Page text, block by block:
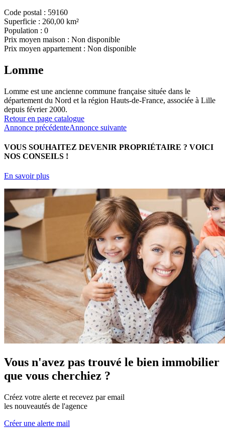
Code postal : 59160
Superficie : 260,00 km²
Population : 0
Prix moyen maison : Non disponible
Prix moyen appartement : Non disponible
Lomme
Lomme est une ancienne commune française située dans le
département du Nord et la région Hauts-de-France, associée à Lille
depuis février 2000.
Retour en page catalogue
Annonce précédenteAnnonce suivante
VOUS SOUHAITEZ DEVENIR PROPRIÉTAIRE ? VOICI
NOS CONSEILS !
En savoir plus
Vous n'avez pas trouvé le bien immobilier
que vous cherchiez ?
Créez votre alerte et recevez par email
les nouveautés de l'agence
Créer une alerte mail